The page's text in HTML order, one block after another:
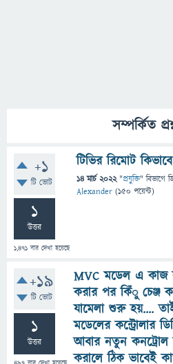
সম্পর্কিত
+1
টি ভোট
1
উত্তর
1,471 বার দেখা হয়েছে
টিভির রিমোট
14 মার্চ 2022 "প্রযুক্তি" বিভাগে
Alexander (150 পয়েন্ট)
+19
টি ভোট
1
উত্তর
MVC মডেল এ কাজ
করার পর কিঁু চেঞ্জ
যামেলা শুরু হয়....
মডেলের কন্ট্রোলার
আবার নতুন কনট্রোল
করালে ঠিক ভাবেই